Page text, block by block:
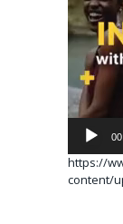
https://
content/